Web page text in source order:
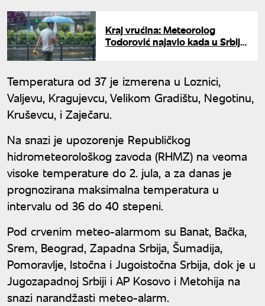
Kraj vrućina: Meteorolog
Todorović najavio kada u Srbiju
Temperatura od 37 je izmerena u Loznici,
Valjevu, Kragujevcu, Velikom Gradištu, Negotinu,
Kruševcu, i Zaječaru.
Na snazi je upozorenje Republičkog
hidrometeorološkog zavoda (RHMZ) na veoma
visoke temperature do 2. jula, a za danas je
prognozirana maksimalna temperatura u
intervalu od 36 do 40 stepeni.
Pod crvenim meteo-alarmom su Banat, Bačka,
Srem, Beograd, Zapadna Srbija, Šumadija,
Pomoravlje, Istočna i Jugoistočna Srbija, dok je u
Jugozapadnoj Srbiji i AP Kosovo i Metohija na
snazi narandžasti meteo-alarm.